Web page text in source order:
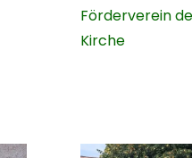
Förderverein
Kirche